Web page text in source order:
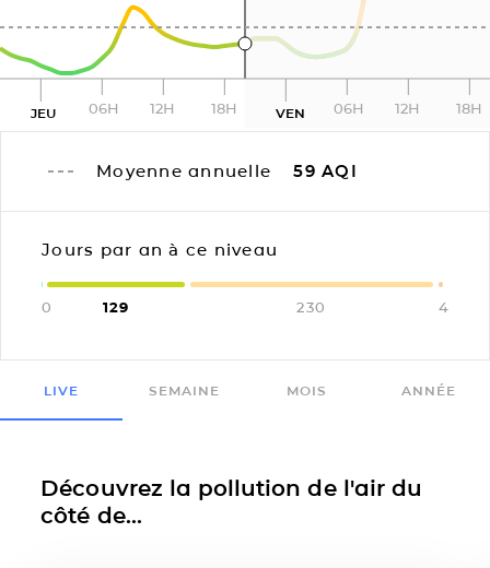
JEU 06H 12H 18H VEN 06H 12H 18H
Moyenne annuelle 59 AQI
Jours par an à ce niveau
0 129 230 4
LIVE SEMAINE MOIS ANNÉE
Découvrez la pollution de l'air du
côté de...